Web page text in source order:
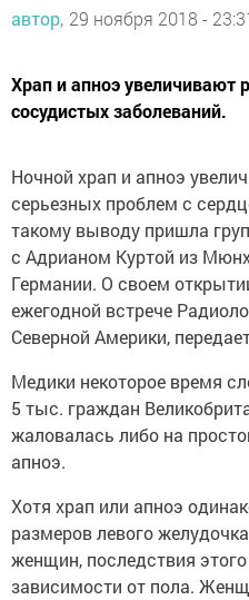
автор, 29 ноября 2018 -
Храп и апноэ увеличивают
сосудистых заболеваний.
Ночной храп и апноэ
серьезных проблем с
такому выводу пришла
с Адрианом Куртой из
Германии. О своем
ежегодной встрече
Северной Америки,
Медики некоторое время
5 тыс. граждан
жаловалась либо на
апноэ.
Хотя храп или апноэ
размеров левого
женщин, последствия
зависимости от пола.